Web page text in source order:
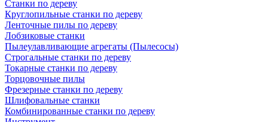
Станки по дереву
Круглопильные станки по дереву
Ленточные пилы по дереву
Лобзиковые станки
Пылеулавливающие агрегаты (Пылесосы)
Строгальные станки по дереву
Токарные станки по дереву
Торцовочные пилы
Фрезерные станки по дереву
Шлифовальные станки
Комбинированные станки по дереву